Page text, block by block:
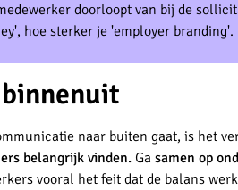
doorloopt van bij de
hoe sterker je 'employer branding'.
naar buiten gaat, is het
belangrijk vinden. Ga samen op
vooral het feit dat de balans